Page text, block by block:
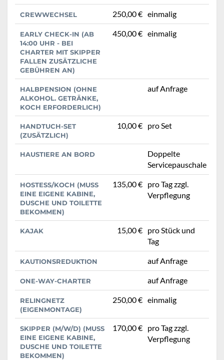
CREWWECHSEL 250,00 € einmalig
EARLY CHECK-IN (AB
14:00 UHR - BEI
CHARTER MIT SKIPPER
FALLEN ZUSÄTZLICHE
GEBÜHREN AN)
450,00 € einmalig
HALBPENSION (OHNE
ALKOHOL. GETRÄNKE,
KOCH ERFORDERLICH)
auf Anfrage
HANDTUCH-SET
(ZUSÄTZLICH)
10,00 € pro Set
HAUSTIERE AN BORD
Doppelte
Servicepauschale
HOSTESS/KOCH (MUSS
EINE EIGENE KABINE,
DUSCHE UND TOILETTE
BEKOMMEN)
135,00 € pro Tag zzgl.
Verpflegung
KAJAK 15,00 € pro Stück und
Tag
KAUTIONSREDUKTION auf Anfrage
ONE-WAY-CHARTER auf Anfrage
RELINGNETZ
(EIGENMONTAGE)
250,00 € einmalig
SKIPPER (M/W/D) (MUSS
EINE EIGENE KABINE,
DUSCHE UND TOILETTE
BEKOMMEN)
170,00 € pro Tag zzgl.
Verpflegung